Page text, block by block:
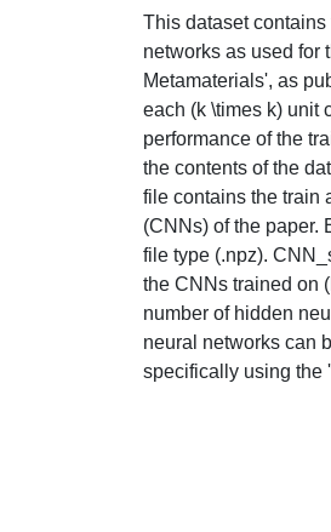
This dataset contains
networks as used for
Metamaterials', as
each (k \times k) unit
performance of the
the contents of the
file contains the train
(CNNs) of the paper.
file type (.npz).
the CNNs trained on
number of hidden
neural networks can
specifically using the